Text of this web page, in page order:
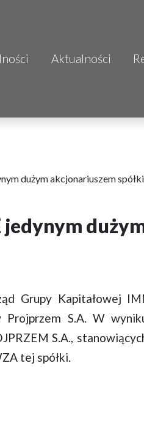
Aktualności
dużym akcjonariuszem
Grupy Kapitałowej
S.A. W
S.A.,
tej spółki.